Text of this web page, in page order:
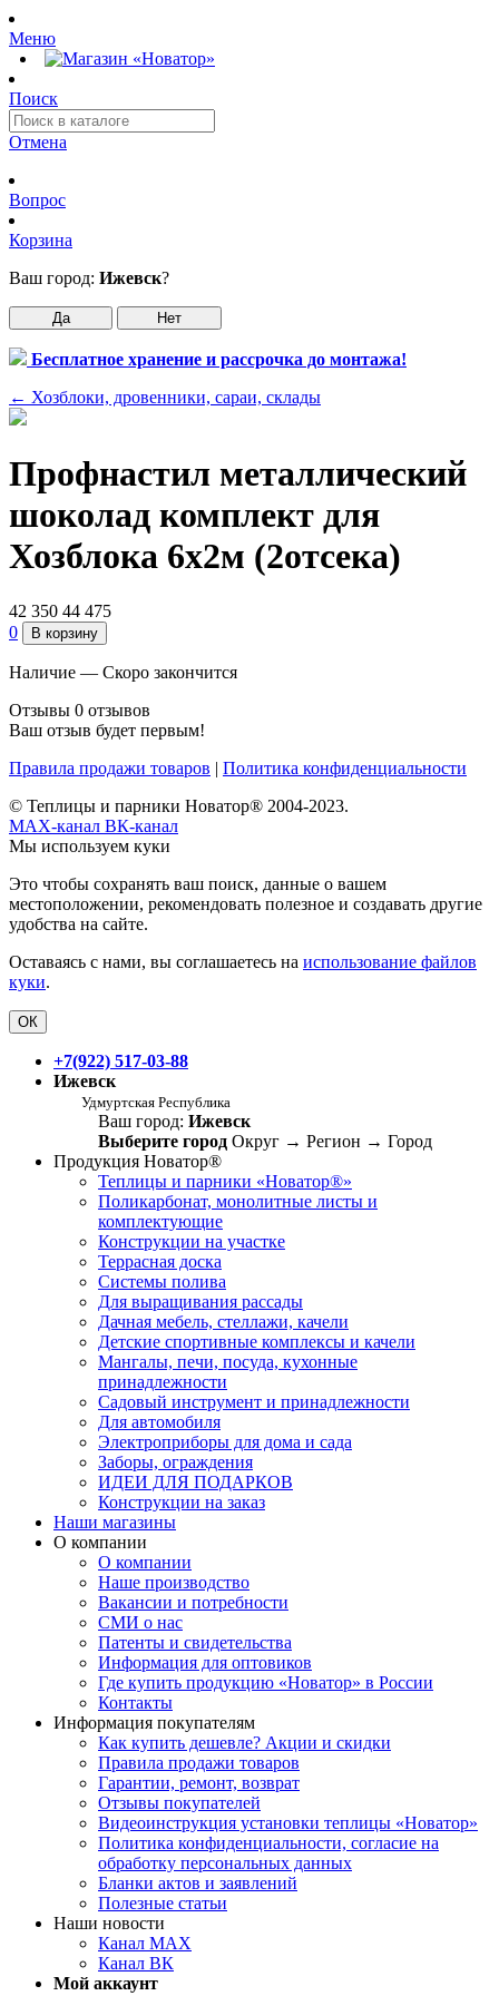
Меню
Поиск
Отмена
Вопрос
Корзина
Ваш город: Ижевск?
Да Нет
Бесплатное хранение и рассрочка до монтажа!
← Хозблоки, дровенники, сараи, склады
Профнастил металлический
шоколад комплект для
Хозблока 6х2м (2отсека)
42 350 44 475
0
В корзину
Наличие — Скоро закончится
Отзывы 0 отзывов
Ваш отзыв будет первым!
Правила продажи товаров | Политика конфиденциальности
© Теплицы и парники Новатор® 2004-2023.
MAX-канал ВК-канал
Мы используем куки
Это чтобы сохранять ваш поиск, данные о вашем
местоположении, рекомендовать полезное и создавать другие
удобства на сайте.
Оставаясь с нами, вы соглашаетесь на использование файлов
куки.
ОК
+7(922) 517-03-88
Ижевск
Удмуртская Республика
Ваш город: Ижевск
Выберите город Округ → Регион → Город
Продукция Новатор®
Теплицы и парники «Новатор®»
Поликарбонат, монолитные листы и
комплектующие
Конструкции на участке
Террасная доска
Системы полива
Для выращивания рассады
Дачная мебель, стеллажи, качели
Детские спортивные комплексы и качели
Мангалы, печи, посуда, кухонные
принадлежности
Садовый инструмент и принадлежности
Для автомобиля
Электроприборы для дома и сада
Заборы, ограждения
ИДЕИ ДЛЯ ПОДАРКОВ
Конструкции на заказ
Наши магазины
О компании
О компании
Наше производство
Вакансии и потребности
СМИ о нас
Патенты и свидетельства
Информация для оптовиков
Где купить продукцию «Новатор» в России
Контакты
Информация покупателям
Как купить дешевле? Акции и скидки
Правила продажи товаров
Гарантии, ремонт, возврат
Отзывы покупателей
Видеоинструкция установки теплицы «Новатор»
Политика конфиденциальности, согласие на
обработку персональных данных
Бланки актов и заявлений
Полезные статьи
Наши новости
Канал MAX
Канал ВК
Мой аккаунт